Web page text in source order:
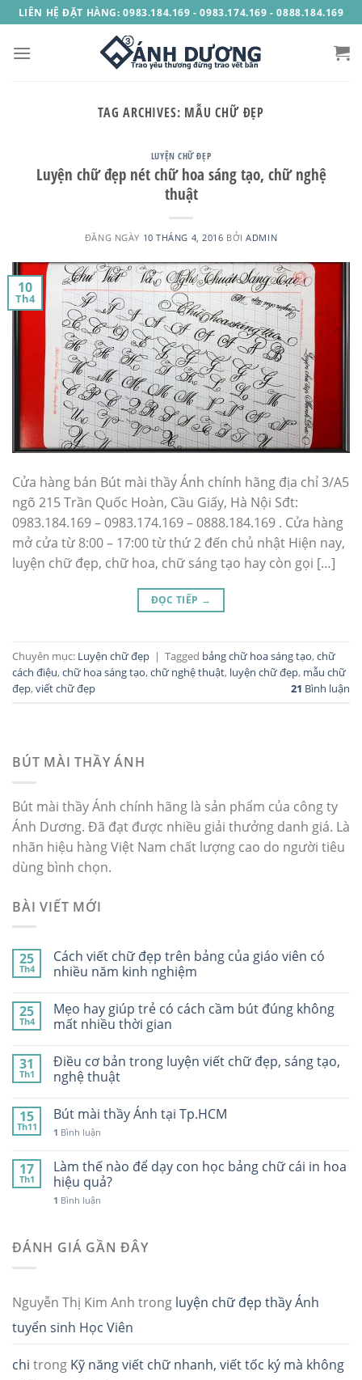
Skip
to
content
LIÊN HỆ ĐẶT HÀNG: 0983.184.169 - 0983.174.169 - 0888.184.169
TAG ARCHIVES: MẪU CHỮ ĐẸP
LUYỆN CHỮ ĐẸP
Luyện chữ đẹp nét chữ hoa sáng tạo, chữ nghệ
thuật
ĐĂNG NGÀY 10 THÁNG 4, 2016 BỞIADMIN
10
Th4
Cửa hàng bán Bút mài thầy Ánh chính hãng địa chỉ 3/A5
ngõ 215 Trần Quốc Hoàn, Cầu Giấy, Hà Nội Sđt:
0983.184.169 – 0983.174.169 – 0888.184.169 . Cửa hàng
mở cửa từ 8:00 – 17:00 từ thứ 2 đến chủ nhật Hiện nay,
luyện chữ đẹp, chữ hoa, chữ sáng tạo hay còn gọi […]
ĐỌC TIẾP →
Chuyên mục: Luyện chữ đẹp | Tagged bảng chữ hoa sáng tạo,chữ
cách điệu,chữ hoa sáng tạo,chữ nghệ thuật, luyện chữ đẹp, mẫu chữ
đẹp,viết chữ đẹp 21 Bình luận
BÚT MÀI THẦY ÁNH
Bút mài thầy Ánh chính hãng là sản phẩm của công ty
Ánh Dương. Đã đạt được nhiều giải thưởng danh giá. Là
nhãn hiệu hàng Việt Nam chất lượng cao do người tiêu
dùng bình chọn.
BÀI VIẾT MỚI
25
Th4
Cách viết chữ đẹp trên bảng của giáo viên có
nhiều năm kinh nghiệm
25
Th4
Mẹo hay giúp trẻ có cách cầm bút đúng không
mất nhiều thời gian
31
Th1
Điều cơ bản trong luyện viết chữ đẹp, sáng tạo,
nghệ thuật
15
Th11
Bút mài thầy Ánh tại Tp.HCM
1 Bình luận
17
Th1
Làm thế nào để dạy con học bảng chữ cái in hoa
hiệu quả?
1 Bình luận
ĐÁNH GIÁ GẦN ĐÂY
Nguyễn Thị Kim Anh trong luyện chữ đẹp thầy Ánh
tuyển sinh Học Viên
chi trong Kỹ năng viết chữ nhanh, viết tốc ký mà không